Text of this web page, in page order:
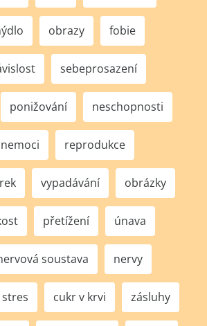
obrazy fobie
sebeprosazení
ponižování neschopnosti
nemoci reprodukce
vypadávání obrázky
přetížení únava
soustava nervy
stres cukr v krvi zásluhy